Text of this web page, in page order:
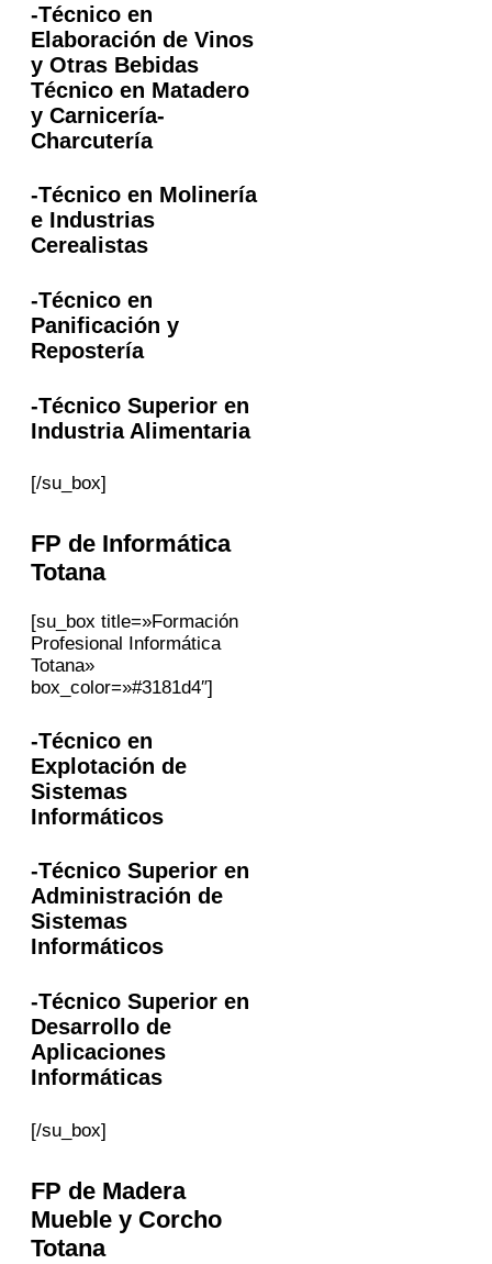
-Técnico en
Elaboración de Vinos
y Otras Bebidas
Técnico en Matadero
y Carnicería-
Charcutería
-Técnico en Molinería
e Industrias
Cerealistas
-Técnico en
Panificación y
Repostería
-Técnico Superior en
Industria Alimentaria
[/su_box]
FP de Informática
Totana
[su_box title=»Formación
Profesional Informática
Totana»
box_color=»#3181d4″]
-Técnico en
Explotación de
Sistemas
Informáticos
-Técnico Superior en
Administración de
Sistemas
Informáticos
-Técnico Superior en
Desarrollo de
Aplicaciones
Informáticas
[/su_box]
FP de Madera
Mueble y Corcho
Totana